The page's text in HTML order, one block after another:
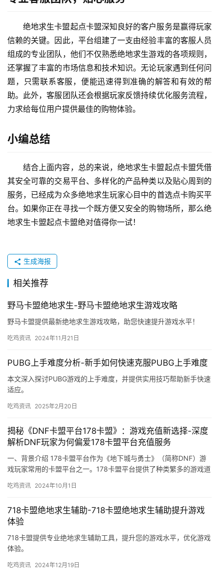
绝地求生卡盟起点卡盟深知良好的客户服务是赢得玩家
信赖的关键。因此，平台组建了一支由经验丰富的客服人员
组成的专业团队，他们不仅熟悉绝地求生游戏的各项规则，
还掌握了丰富的市场信息和技术知识。无论玩家遇到任何问
题，只需联系客服，便能迅速得到准确的解答和有效的帮
助。此外，客服团队还会根据玩家反馈持续优化服务流程，
力求给每位用户提供最佳的购物体验。
小编总结
结合上面内容，总的来说，绝地求生卡盟起点卡盟凭借
其安全可靠的交易平台、多样化的产品种类以及贴心周到的
服务，已经成为众多绝地求生玩家心目中的首选点卡购买平
台。如果你正在寻找一个既方便又安全的购物场所，那么绝
地求生卡盟起点卡盟绝对值得你一试！
生成海报
相关推荐
野马卡盟绝地求生-野马卡盟绝地求生游戏攻略
野马卡盟提供最新绝地求生游戏攻略，助您快速提升游戏水平！
吃鸡资讯 2024年11月21日
PUBG上手难度分析-新手如何快速克服PUBG上手难度
本文深入探讨PUBG游戏的上手难度，并提供实用技巧帮助新手快速
适应。
吃鸡资讯 2025年2月20日
揭秘《DNF卡盟平台178卡盟》：游戏充值新选择-深度
解析DNF玩家为何偏爱178卡盟平台充值服务
一、背景介绍 178卡盟平台作为《地下城与勇士》（简称DNF）游
戏玩家常用的卡盟平台之一。178卡盟平台提供了种类繁多的游戏道
吃鸡资讯 2024年10月1日
718卡盟绝地求生辅助-718卡盟绝地求生辅助提升游戏
体验
718卡盟提供专业绝地求生辅助工具，提升您的游戏水平，优化游戏
体验。
吃鸡资讯 2024年12月19日